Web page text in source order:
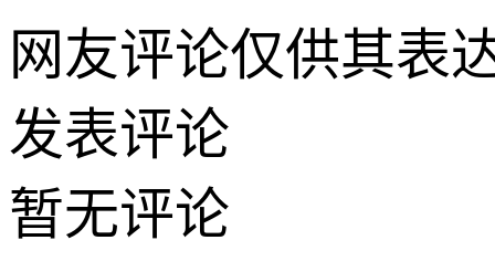
网友评论仅供其表
发表评论
暂无评论